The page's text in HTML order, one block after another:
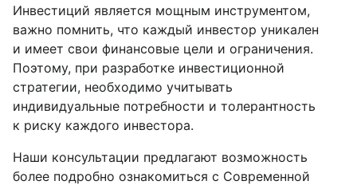
Инвестиций является мощным инструментом,
важно помнить, что каждый инвестор уникален
и имеет свои финансовые цели и ограничения.
Поэтому, при разработке инвестиционной
стратегии, необходимо учитывать
индивидуальные потребности и толерантность
к риску каждого инвестора.
Наши консультации предлагают возможность
более подробно ознакомиться с Современной